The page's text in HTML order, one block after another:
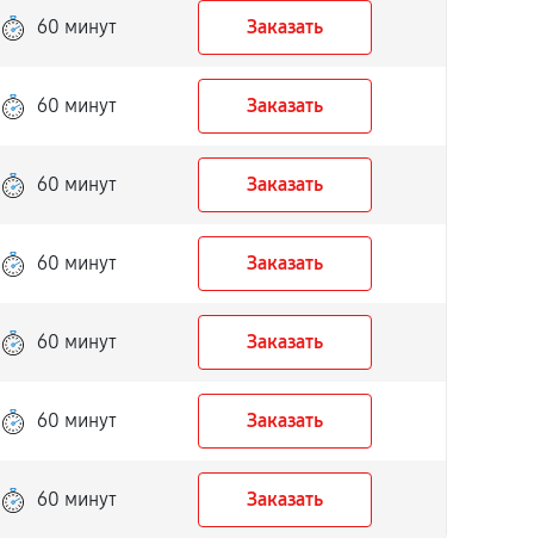
60 минут Заказать
60 минут Заказать
60 минут Заказать
60 минут Заказать
60 минут Заказать
60 минут Заказать
60 минут Заказать